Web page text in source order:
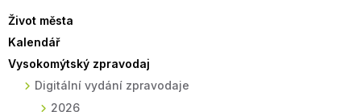
Život města
Kalendář
Vysokomýtský zpravodaj
Digitální vydání zpravodaje
2026